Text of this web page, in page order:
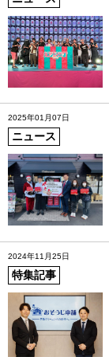
2025年01月07日
ニュース
2024年11月25日
特集記事